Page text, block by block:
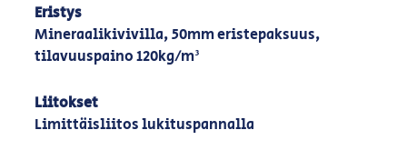
Eristys
Mineraalikivivilla, 50mm eristepaksuus,
tilavuuspaino 120kg/m³
Liitokset
Limittäisliitos lukituspannalla